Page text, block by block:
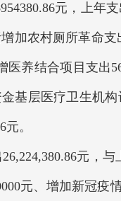
元，上年支
加农村厕所革命
医养结合项目支出
基层医疗卫生机
。
元，与
元、增加新冠疫